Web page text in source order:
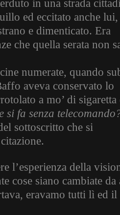
in una strada
ed eccitato anche
e dimenticato. Era
che quella serata non
numerate, quando
aveva conservato lo
a mo’ di sigaretta
si fa senza
sottoscritto che si
l’esperienza della
cose siano cambiate da
eravamo tutti lì ed